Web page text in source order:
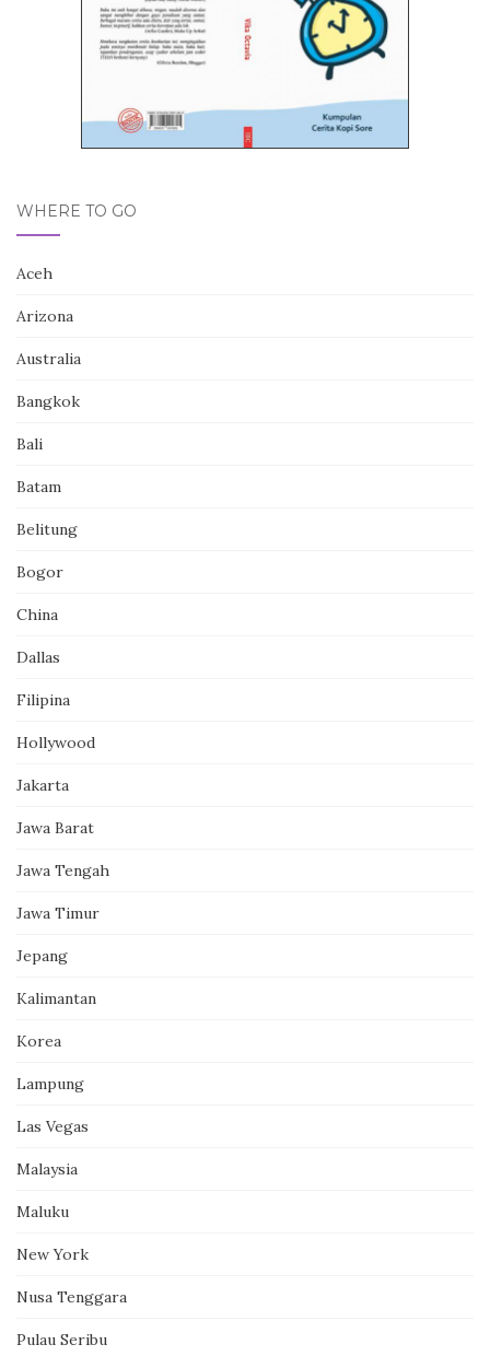
WHERE TO GO
Aceh
Arizona
Australia
Bangkok
Bali
Batam
Belitung
Bogor
China
Dallas
Filipina
Hollywood
Jakarta
Jawa Barat
Jawa Tengah
Jawa Timur
Jepang
Kalimantan
Korea
Lampung
Las Vegas
Malaysia
Maluku
New York
Nusa Tenggara
Pulau Seribu